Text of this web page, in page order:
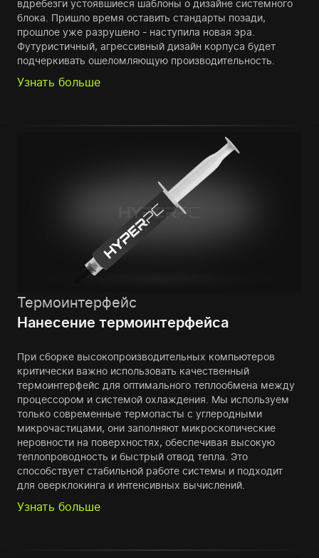
вдребезги устоявшиеся шаблоны о дизайне системного
блока. Пришло время оставить стандарты позади,
прошлое уже разрушено - наступила новая эра.
Футуристичный, агрессивный дизайн корпуса будет
подчеркивать ошеломляющую производительность.
Узнать больше
Термоинтерфейс
Нанесение термоинтерфейса
При сборке высокопроизводительных компьютеров
критически важно использовать качественный
термоинтерфейс для оптимального теплообмена между
процессором и системой охлаждения. Мы используем
только современные термопасты с углеродными
микрочастицами, они заполняют микроскопические
неровности на поверхностях, обеспечивая высокую
теплопроводность и быстрый отвод тепла. Это
способствует стабильной работе системы и подходит
для оверклокинга и интенсивных вычислений.
Узнать больше